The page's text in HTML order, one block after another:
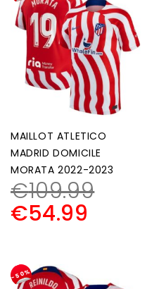
MAILLOT ATLETICO
MADRID DOMICILE
MORATA 2022-2023
€109.99
€54.99
-50%